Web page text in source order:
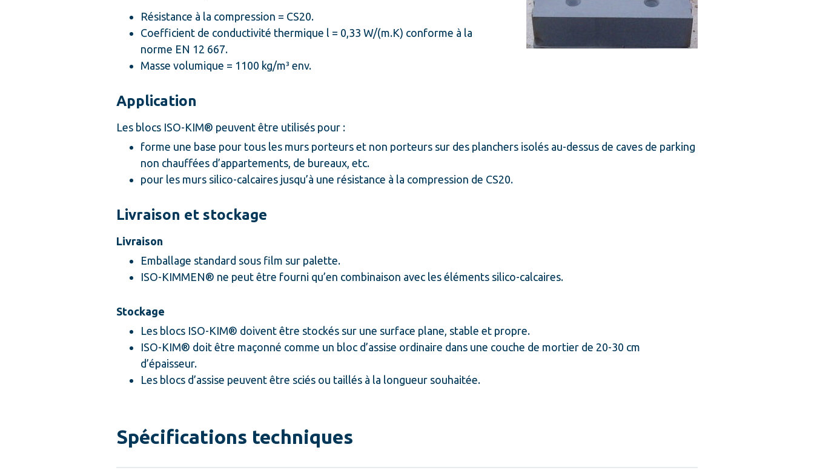
Résistance à la compression = CS20.
Coefficient de conductivité thermique l = 0,33 W/(m.K) conforme à la
norme EN 12 667.
Masse volumique = 1100 kg/m³ env.
Application
Les blocs ISO-KIM® peuvent être utilisés pour :
forme une base pour tous les murs porteurs et non porteurs sur des planchers isolés au-dessus de caves de parking
non chauffées d’appartements, de bureaux, etc.
pour les murs silico-calcaires jusqu’à une résistance à la compression de CS20.
Livraison et stockage
Livraison
Emballage standard sous film sur palette.
ISO-KIMMEN® ne peut être fourni qu’en combinaison avec les éléments silico-calcaires.
Stockage
Les blocs ISO-KIM® doivent être stockés sur une surface plane, stable et propre.
ISO-KIM® doit être maçonné comme un bloc d’assise ordinaire dans une couche de mortier de 20-30 cm
d’épaisseur.
Les blocs d’assise peuvent être sciés ou taillés à la longueur souhaitée.
Spécifications techniques